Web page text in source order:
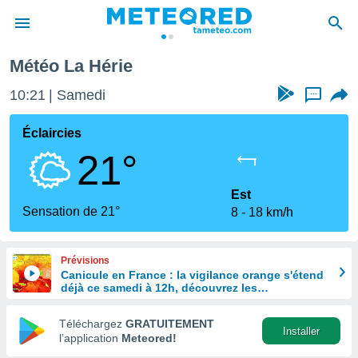
de
en
Météo La Hérie
10:21 Samedi ...
Éclaircies
21°
Sensation de 21°
Est
8
18 km/h
Prévisions
Canicule en France : la vigilance orange s'étend
déjà ce samedi à 12h, découvrez les
Téléchargez GRATUITEMENT
l’application Meteored!
Installer